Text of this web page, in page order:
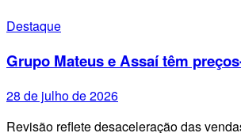
Destaque
Grupo Mateus e Assaí têm
28 de julho de 2026
Revisão reflete desaceleração das